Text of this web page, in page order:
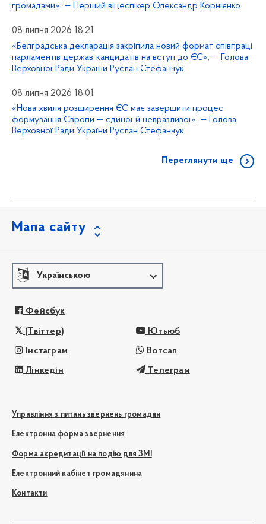
громадами», — Перший віцеспікер Олександр Корнієнко
08 липня 2026 18:21
«Белградська декларація закріпила новий формат співпраці
парламентів держав-кандидатів на вступ до ЄС», — Голова
Верховної Ради України Руслан Стефанчук
08 липня 2026 18:01
«Нова хвиля розширення ЄС має завершити процес
формування Європи — єдиної й невразливої», — Голова
Верховної Ради України Руслан Стефанчук
Переглянути ще
Мапа сайту
Українською
Фейсбук
(Твіттер) Ютьюб
Інстаграм Вотсап
Лінкедін Телеграм
Управління з питань звернень громадян
Електронна форма звернення
Форма акредитації на подію для ЗМІ
Електронний кабінет громадянина
Контакти